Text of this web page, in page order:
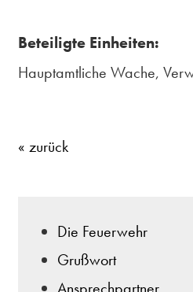
Beteiligte Einheiten:
Hauptamtliche Wache,
« zurück
Die Feuerwehr
Grußwort
Ansprechpartner